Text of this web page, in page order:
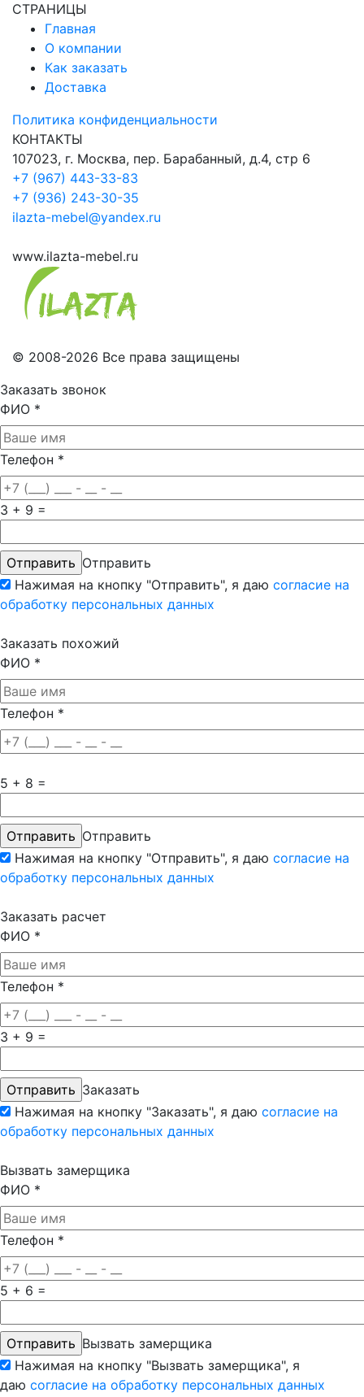
СТРАНИЦЫ
Главная
О компании
Как заказать
Доставка
Политика конфиденциальности
КОНТАКТЫ
107023, г. Москва, пер. Барабанный, д.4, стр 6
+7 (967) 443-33-83
+7 (936) 243-30-35
ilazta-mebel@yandex.ru
www.ilazta-mebel.ru
© 2008-2026 Все права защищены
Заказать звонок
ФИО *
Телефон *
3 + 9 =
Отправить
Нажимая на кнопку "Отправить", я даю согласие на
обработку персональных данных
Заказать похожий
ФИО *
Телефон *
5 + 8 =
Отправить
Нажимая на кнопку "Отправить", я даю согласие на
обработку персональных данных
Заказать расчет
ФИО *
Телефон *
3 + 9 =
Заказать
Нажимая на кнопку "Заказать", я даю согласие на
обработку персональных данных
Вызвать замерщика
ФИО *
Телефон *
5 + 6 =
Вызвать замерщика
Нажимая на кнопку "Вызвать замерщика", я
даю согласие на обработку персональных данных